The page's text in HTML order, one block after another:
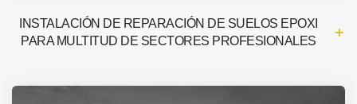
INSTALACIÓN DE REPARACIÓN DE SUELOS EPOXI
PARA MULTITUD DE SECTORES PROFESIONALES